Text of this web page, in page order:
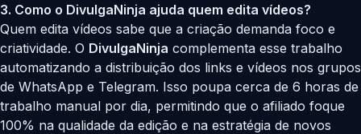
3. Como o DivulgaNinja ajuda quem edita vídeos?
Quem edita vídeos sabe que a criação demanda foco e
criatividade. O DivulgaNinja complementa esse trabalho
automatizando a distribuição dos links e vídeos nos grupos
de WhatsApp e Telegram. Isso poupa cerca de 6 horas de
trabalho manual por dia, permitindo que o afiliado foque
100% na qualidade da edição e na estratégia de novos